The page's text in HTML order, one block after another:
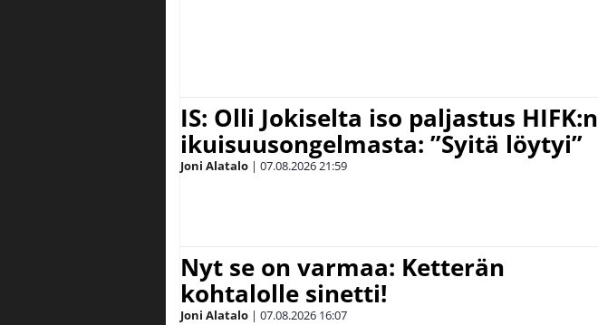
IS: Olli Jokiselta iso paljastus HIFK:n
ikuisuusongelmasta: ”Syitä löytyi”
Joni Alatalo | 07.08.202621:59
Nyt se on varmaa: Ketterän
kohtalolle sinetti!
Joni Alatalo | 07.08.2026 16:07